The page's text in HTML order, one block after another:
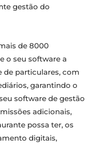
gestão do
de 8000
o seu software a
de particulares, com
garantindo o
software de gestão
adicionais,
possa ter, os
digitais,